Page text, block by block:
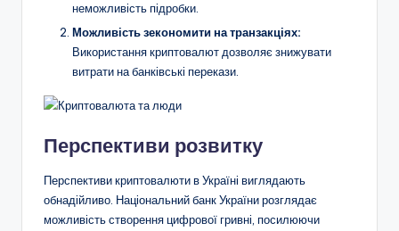
неможливість підробки.
Можливість зекономити на транзакціях:
Використання криптовалют дозволяє знижувати
витрати на банківські перекази.
Перспективи розвитку
Перспективи криптовалюти в Україні виглядають
обнадійливо. Національний банк України розглядає
можливість створення цифрової гривні, посилюючи